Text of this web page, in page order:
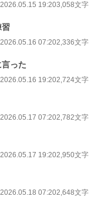
2026.05.15 19:203,058文字
2026.05.16 07:202,336文字
った
2026.05.16 19:202,724文字
2026.05.17 07:202,782文字
2026.05.17 19:202,950文字
2026.05.18 07:202,648文字